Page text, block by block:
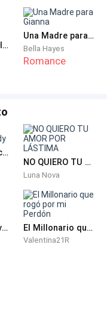
del
No es plagio.
presupuesto para
para la radio.
vibración
pulmones
de marketing,
LA NOVIA VENDIDA AL MAGNATE
Una Madre para Gianna
Bella Hayes
Romance
El Creampie Secreto De Daddy
NO QUIERO TU AMOR POR LÁSTIMA
Luna Nova
La Novia Fugitiva del CEO Beaumont El Millonario que rogó por mi Perdón
Valentina21R